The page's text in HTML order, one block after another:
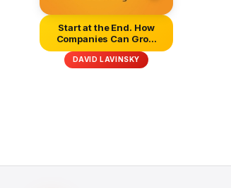
Start at the End. How
Companies Can Grow
Bigger an...
DAVID LAVINSKY